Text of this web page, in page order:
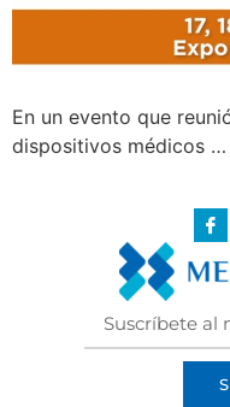
En un evento que
dispositivos médicos …